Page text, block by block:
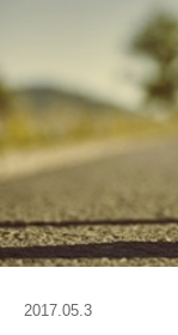
2017.05.3